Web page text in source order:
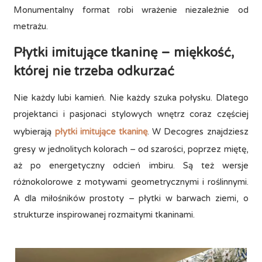
Monumentalny format robi wrażenie niezależnie od
metrażu.
Płytki imitujące tkaninę – miękkość,
której nie trzeba odkurzać
Nie każdy lubi kamień. Nie każdy szuka połysku. Dlatego
projektanci i pasjonaci stylowych wnętrz coraz częściej
wybierają płytki imitujące tkaninę. W Decogres znajdziesz
gresy w jednolitych kolorach – od szarości, poprzez miętę,
aż po energetyczny odcień imbiru. Są też wersje
różnokolorowe z motywami geometrycznymi i roślinnymi.
A dla miłośników prostoty – płytki w barwach ziemi, o
strukturze inspirowanej rozmaitymi tkaninami.